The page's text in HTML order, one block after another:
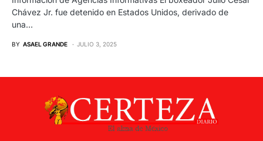
Chávez Jr. fue detenido en Estados Unidos, derivado de
una…
BY ASAEL GRANDE JULIO 3, 2025